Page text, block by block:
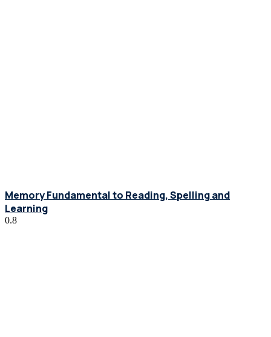
Memory Fundamental to Reading, Spelling and
Learning